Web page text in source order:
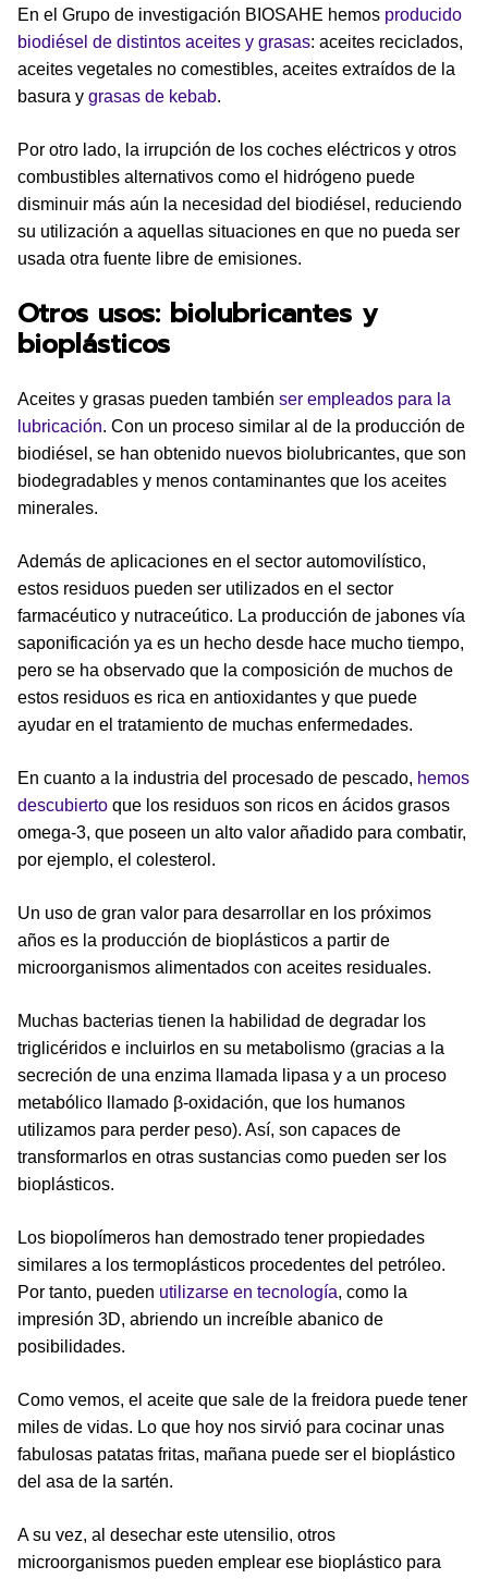
En el Grupo de investigación BIOSAHE hemos producido
biodiésel de distintos aceites y grasas: aceites reciclados,
aceites vegetales no comestibles, aceites extraídos de la
basura y grasas de kebab.
Por otro lado, la irrupción de los coches eléctricos y otros
combustibles alternativos como el hidrógeno puede
disminuir más aún la necesidad del biodiésel, reduciendo
su utilización a aquellas situaciones en que no pueda ser
usada otra fuente libre de emisiones.
Otros usos: biolubricantes y
bioplásticos
Aceites y grasas pueden también ser empleados para la
lubricación. Con un proceso similar al de la producción de
biodiésel, se han obtenido nuevos biolubricantes, que son
biodegradables y menos contaminantes que los aceites
minerales.
Además de aplicaciones en el sector automovilístico,
estos residuos pueden ser utilizados en el sector
farmacéutico y nutraceútico. La producción de jabones vía
saponificación ya es un hecho desde hace mucho tiempo,
pero se ha observado que la composición de muchos de
estos residuos es rica en antioxidantes y que puede
ayudar en el tratamiento de muchas enfermedades.
En cuanto a la industria del procesado de pescado, hemos
descubierto que los residuos son ricos en ácidos grasos
omega-3, que poseen un alto valor añadido para combatir,
por ejemplo, el colesterol.
Un uso de gran valor para desarrollar en los próximos
años es la producción de bioplásticos a partir de
microorganismos alimentados con aceites residuales.
Muchas bacterias tienen la habilidad de degradar los
triglicéridos e incluirlos en su metabolismo (gracias a la
secreción de una enzima llamada lipasa y a un proceso
metabólico llamado β-oxidación, que los humanos
utilizamos para perder peso). Así, son capaces de
transformarlos en otras sustancias como pueden ser los
bioplásticos.
Los biopolímeros han demostrado tener propiedades
similares a los termoplásticos procedentes del petróleo.
Por tanto, pueden utilizarse en tecnología, como la
impresión 3D, abriendo un increíble abanico de
posibilidades.
Como vemos, el aceite que sale de la freidora puede tener
miles de vidas. Lo que hoy nos sirvió para cocinar unas
fabulosas patatas fritas, mañana puede ser el bioplástico
del asa de la sartén.
A su vez, al desechar este utensilio, otros
microorganismos pueden emplear ese bioplástico para